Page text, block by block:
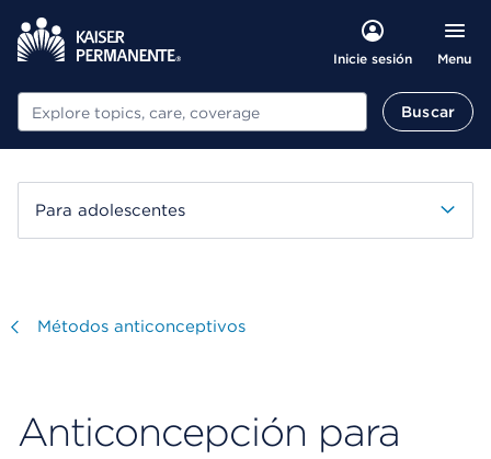
Inicie sesión Menu
Buscar Buscar
Para adolescentes
Visitar
Métodos anticonceptivos
Anticoncepción para